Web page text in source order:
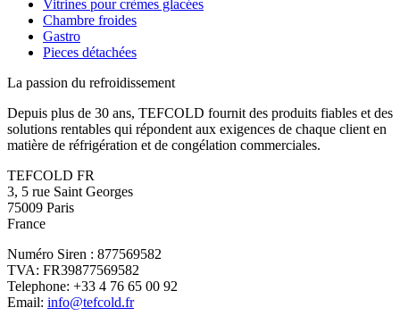
Vitrines pour crèmes glacées
Chambre froides
Gastro
Pieces détachées
La passion du refroidissement
Depuis plus de 30 ans, TEFCOLD fournit des produits fiables et des
solutions rentables qui répondent aux exigences de chaque client en
matière de réfrigération et de congélation commerciales.
TEFCOLD FR
3, 5 rue Saint Georges
75009 Paris
France
Numéro Siren : 877569582
TVA: FR39877569582
Telephone: +33 4 76 65 00 92
Email: info@tefcold.fr